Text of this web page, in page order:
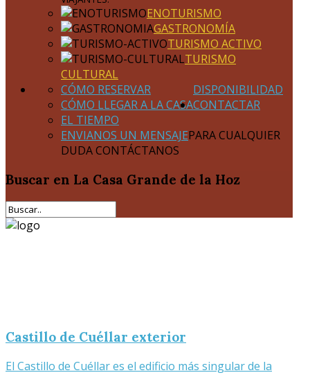
ENOTURISMO
GASTRONOMÍA
TURISMO ACTIVO
TURISMO
CULTURAL
DISPONIBILIDAD
CÓMO RESERVAR
CÓMO LLEGAR A LA CASA
EL TIEMPO
CONTACTAR
ENVIANOS UN MENSAJEPARA CUALQUIER
DUDA CONTÁCTANOS
Buscar en La Casa Grande de la Hoz
Castillo de Cuéllar exterior
El Castillo de Cuéllar es el edificio más singular de la